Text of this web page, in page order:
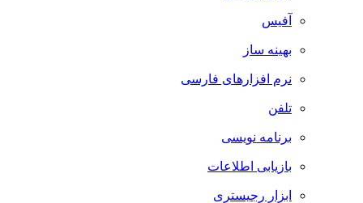
آفیس
بهینه ساز
نرم افزارهای فارسی
تلفن
برنامه نویسی
بازیابی اطلاعات
ابزار رجیستری